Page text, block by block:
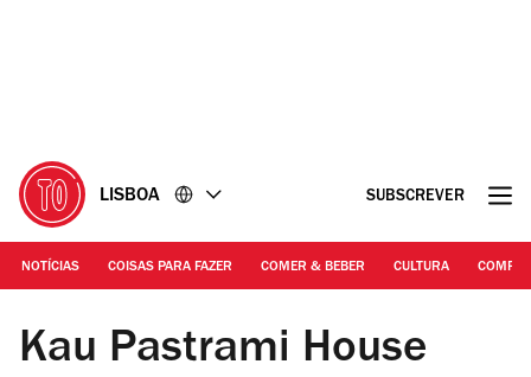
LISBOA SUBSCREVER
NOTÍCIAS COISAS PARA FAZER COMER & BEBER CULTURA
razzuvaeva | Sandes de Pastrami
Kau Pastrami House